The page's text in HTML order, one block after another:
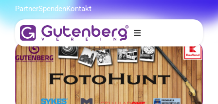
PartnerSpendenKontakt